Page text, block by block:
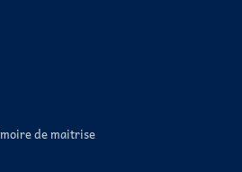
de maitrise